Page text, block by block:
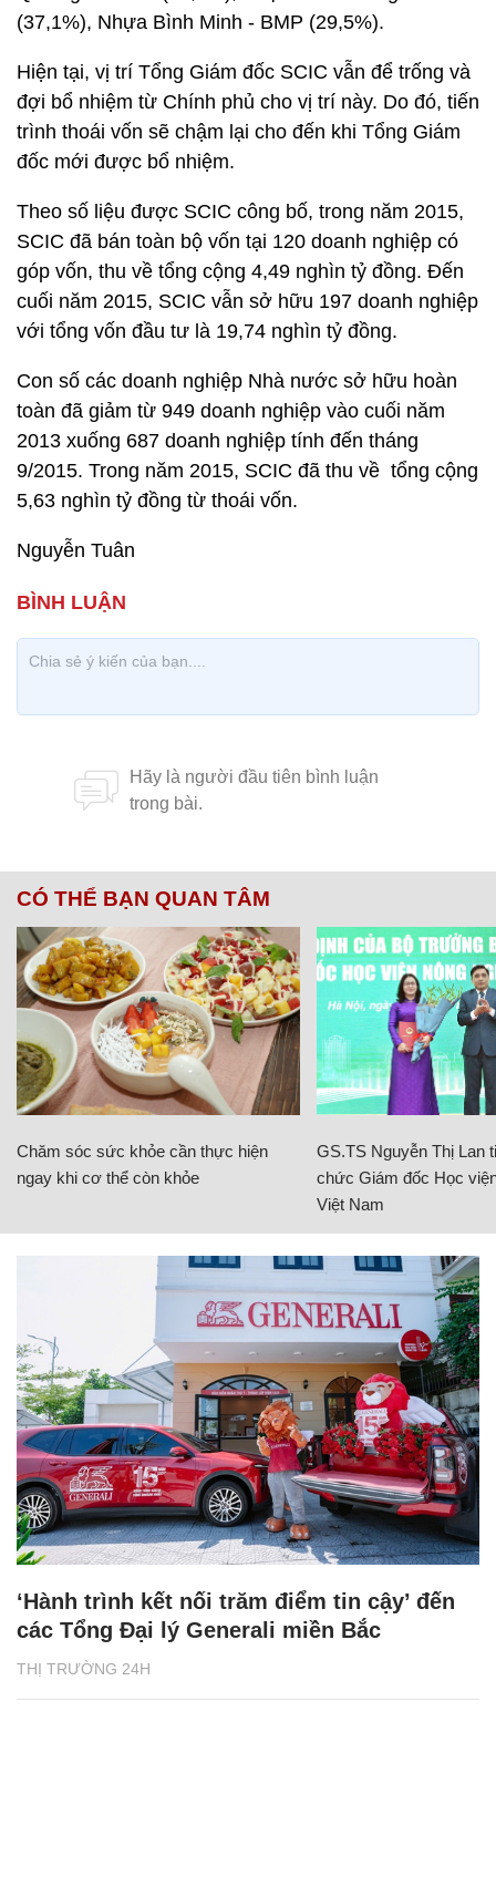
(37,1%), Nhựa Bình Minh - BMP (29,5%).
Hiện tại, vị trí Tổng Giám đốc SCIC vẫn để trống và
đợi bổ nhiệm từ Chính phủ cho vị trí này. Do đó, tiến
trình thoái vốn sẽ chậm lại cho đến khi Tổng Giám
đốc mới được bổ nhiệm.
Theo số liệu được SCIC công bố, trong năm 2015,
SCIC đã bán toàn bộ vốn tại 120 doanh nghiệp có
góp vốn, thu về tổng cộng 4,49 nghìn tỷ đồng. Đến
cuối năm 2015, SCIC vẫn sở hữu 197 doanh nghiệp
với tổng vốn đầu tư là 19,74 nghìn tỷ đồng.
Con số các doanh nghiệp Nhà nước sở hữu hoàn
toàn đã giảm từ 949 doanh nghiệp vào cuối năm
2013 xuống 687 doanh nghiệp tính đến tháng
9/2015. Trong năm 2015, SCIC đã thu về tổng cộng
5,63 nghìn tỷ đồng từ thoái vốn.
Nguyễn Tuân
CÓ THỂ BẠN QUAN TÂM
Chăm sóc sức khỏe cần thực hiện
ngay khi cơ thể còn khỏe
GS.TS Nguyễn Thị Lan
chức Giám đốc Học
Việt Nam
THỊ TRƯỜNG 24H
‘Hành trình kết nối trăm điểm tin cậy’ đến
các Tổng Đại lý Generali miền Bắc